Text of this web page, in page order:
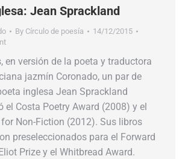
Jean Sprackland
By Círculo de poesía
14/12/2015
en versión de la poeta y traductora
jazmín Coronado, un par de
inglesa Jean Sprackland
el Costa Poetry Award (2008) y el
for Non-Fiction (2012). Sus libros
preseleccionados para el Forward
Prize y el Whitbread Award.